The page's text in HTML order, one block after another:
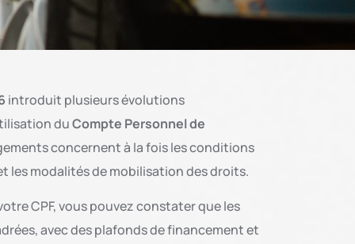
introduit plusieurs évolutions
duCompte Personnel de
concernent à la fois les conditions
les modalités de mobilisation des droits.
CPF, vous pouvez constater que les
avec des plafonds de financement et